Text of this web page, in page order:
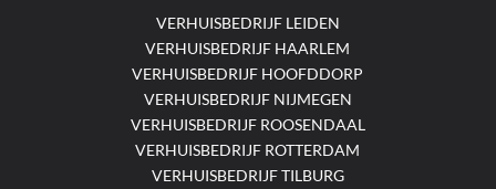
VERHUISBEDRIJF LEIDEN
VERHUISBEDRIJF HAARLEM
VERHUISBEDRIJF HOOFDDORP
VERHUISBEDRIJF NIJMEGEN
VERHUISBEDRIJF ROOSENDAAL
VERHUISBEDRIJF ROTTERDAM
VERHUISBEDRIJF TILBURG